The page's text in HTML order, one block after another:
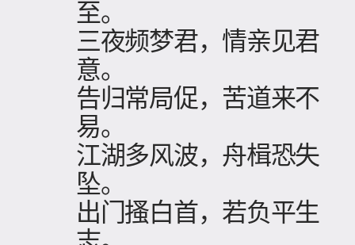
至。
三夜频梦君，情亲见君
意。
告归常局促，苦道来不
易。
江湖多风波，舟楫恐失
坠。
出门搔白首，若负平生